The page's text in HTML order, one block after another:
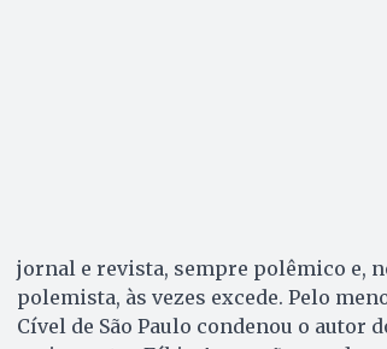
jornal e revista, sempre polêmico e,
polemista, às vezes excede. Pelo
Cível de São Paulo condenou o autor